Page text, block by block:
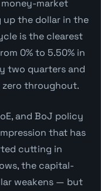
money-market
the dollar in the
is the clearest
0% to 5.50% in
two quarters and
zero throughout.
and BoJ policy
that has
cutting in
the capital-
weakens — but